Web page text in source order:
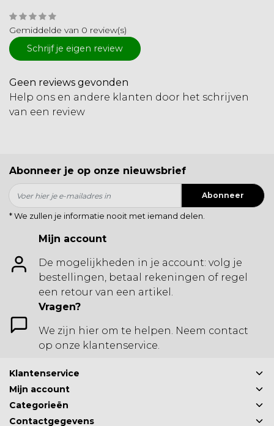
Gemiddelde van 0 review(s)
Schrijf je eigen review
Geen reviews gevonden
Help ons en andere klanten door het schrijven
van een review
Abonneer je op onze nieuwsbrief
Abonneer
* We zullen je informatie nooit met iemand delen.
Mijn account
De mogelijkheden in je account: volg je
bestellingen, betaal rekeningen of regel
een retour van een artikel.
Vragen?
We zijn hier om te helpen. Neem contact
op onze klantenservice.
Klantenservice
Mijn account
Categorieën
Contactgegevens